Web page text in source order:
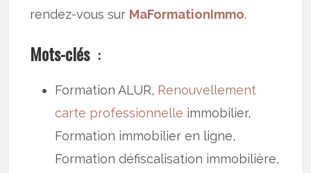
rendez-vous sur MaFormationImmo.
Mots-clés :
Formation ALUR, Renouvellement
carte professionnelle immobilier,
Formation immobilier en ligne,
Formation défiscalisation immobilière,